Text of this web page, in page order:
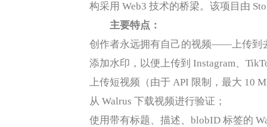
构采用 Web3 技术的桥梁。该项目由
主要特点：
创作者永远拥有自己的视频——上传到
添加水印，以便上传到 Instagram、
上传短视频（由于 API 限制，最大 10
从 Walrus 下载视频进行验证；
使用带有标题、描述、blobID 标签的